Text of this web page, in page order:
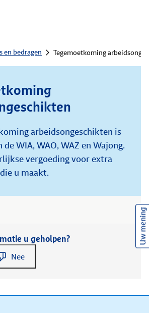
en bedragen Tegemoetkoming
arbeidsongeschikten is
WIA, WAO, WAZ en Wajong.
vergoeding voor extra
u maakt.
u geholpen?
Nee
Uw mening